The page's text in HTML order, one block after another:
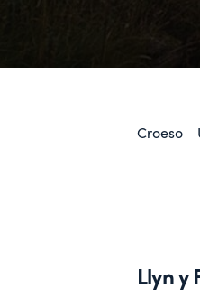
Croeso
Llyn y